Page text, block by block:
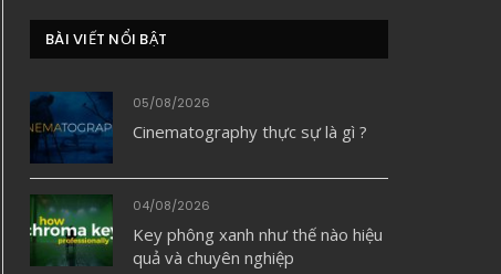
BÀI VIẾT NỔI BẬT
05/08/2026
Cinematography thực sự là gì ?
04/08/2026
Key phông xanh như thế nào hiệu
quả và chuyên nghiệp